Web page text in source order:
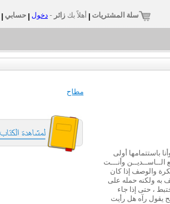
سلة المشتريات أهلاً بك زائر - دخول حسابي
باستتمامها أولى
وأنـــت
والوصف إذا كان
به ولكنه حمله على
، حتى إذا جاء
يقول رآه هل رأيت
مطاح